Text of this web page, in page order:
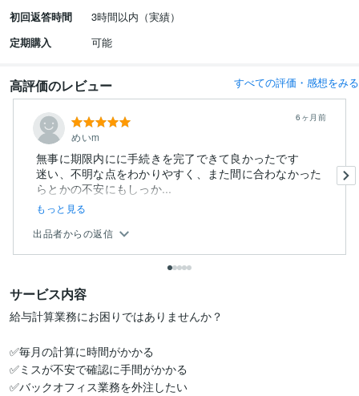
初回返答時間
3時間以内（実績）
定期購入
可能
高評価のレビュー すべての評価・感想をみる
めいm
6ヶ月前
無事に期限内にに手続きを完了できて良かったです
迷い、不明な点をわかりやすく、また間に合わなかった
らとかの不安にもしっか...
もっと見る
出品者からの返信
サービス内容
給与計算業務にお困りではありませんか？
✅毎月の計算に時間がかかる
✅ミスが不安で確認に手間がかかる
✅バックオフィス業務を外注したい